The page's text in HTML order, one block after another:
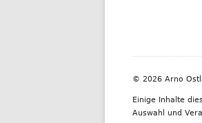
Inhalt
© 2026 Arno
Einige Inhalte
Auswahl und